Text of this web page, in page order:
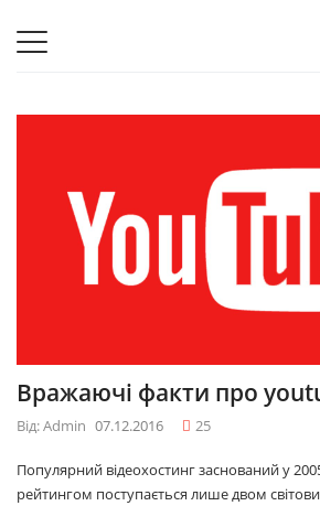
Вражаючі факти про
Від: Admin 07.12.2016 25
Популярний відеохостинг заснований у
рейтингом поступається лише двом